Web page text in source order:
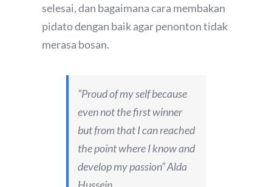
selesai, dan bagaimana cara membakan
pidato dengan baik agar penonton tidak
merasa bosan.
“Proud of my self because
even not the first winner
but from that I can reached
the point where I know and
develop my passion” Alda